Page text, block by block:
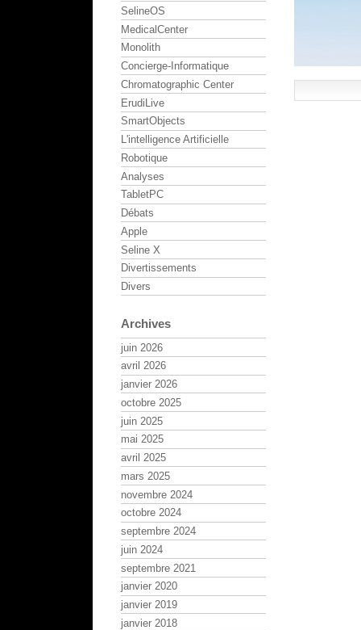
SelineOS
MedicalCenter
Monolith
Concierge-Informatique
Chromatographic Center
ErudiLive
SmartObjects
L'intelligence Artificielle
Robotique
Analyses
TabletPC
Débats
Apple
Seline X
Divertissements
Divers
Archives
juin 2026
avril 2026
janvier 2026
octobre 2025
juin 2025
mai 2025
avril 2025
mars 2025
novembre 2024
octobre 2024
septembre 2024
juin 2024
septembre 2021
janvier 2020
janvier 2019
janvier 2018